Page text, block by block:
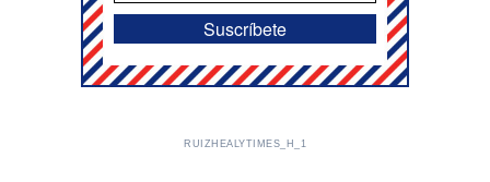
RUIZHEALYTIMES_H_1